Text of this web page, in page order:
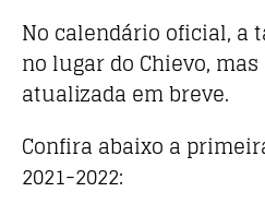
No calendário oficial, a
no lugar do Chievo,
atualizada em breve.
Confira abaixo a
2021-2022: